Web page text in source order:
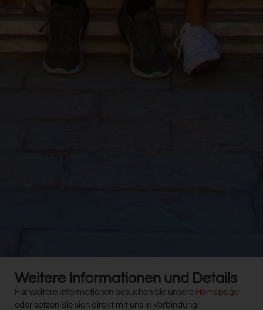
Weitere Informationen und Details
Für weitere Informationen besuchen Sie unsere Homepage
oder setzen Sie sich direkt mit uns in Verbindung.